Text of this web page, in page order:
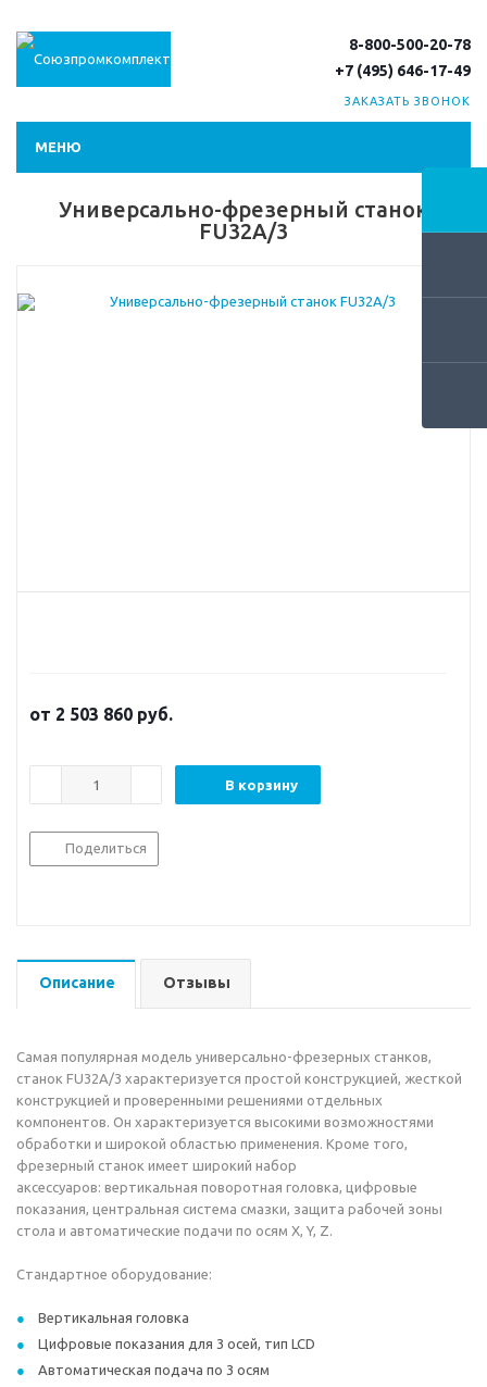
8-800-500-20-78
+7 (495) 646-17-49
ЗАКАЗАТЬ ЗВОНОК
МЕНЮ
Универсально-фрезерный станок
FU32A/3
от 2 503 860 руб.
В корзину
Поделиться
Описание Отзывы
Самая популярная модель универсально-фрезерных станков,
станок FU32A/3 характеризуется простой конструкцией, жесткой
конструкцией и проверенными решениями отдельных
компонентов. Он характеризуется высокими возможностями
обработки и широкой областью применения. Кроме того,
фрезерный станок имеет широкий набор
аксессуаров: вертикальная поворотная головка, цифровые
показания, центральная система смазки, защита рабочей зоны
стола и автоматические подачи по осям X, Y, Z.
Стандартное оборудование:
Вертикальная головка
Цифровые показания для 3 осей, тип LCD
Автоматическая подача по 3 осям